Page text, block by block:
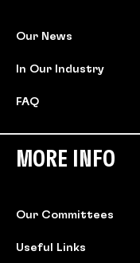
Our News
In Our Industry
FAQ
MORE INFO
Our Committees
Useful Links